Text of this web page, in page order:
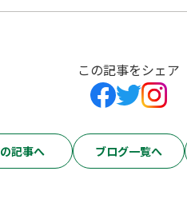
この記事をシェア
記事へ ブログ一覧へ